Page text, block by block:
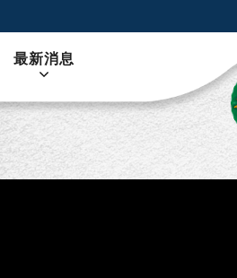
最新消息